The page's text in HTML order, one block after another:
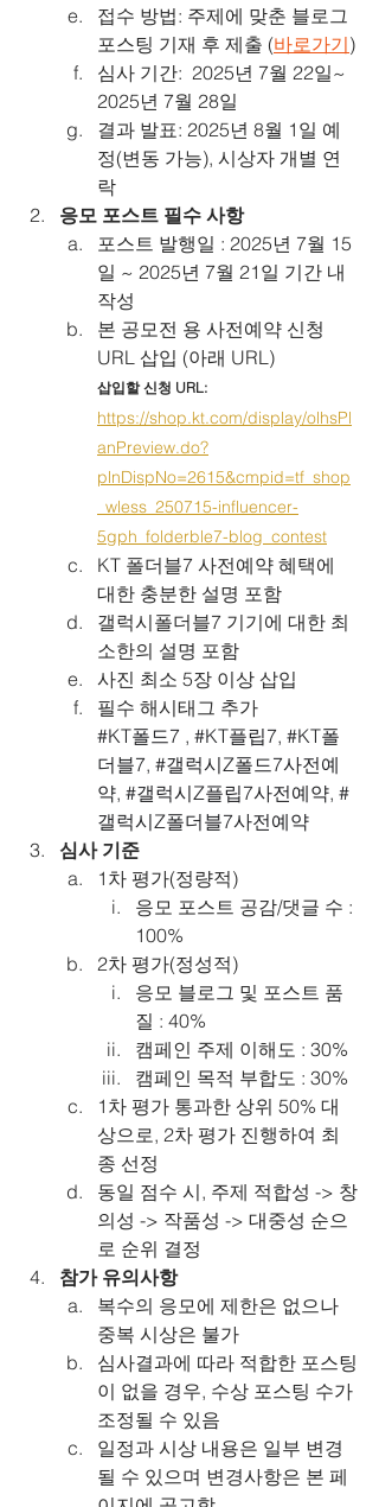
접수 방법: 주제에 맞춘 블로그
포스팅 기재 후 제출 (바로가기)
심사 기간:  2025년 7월 22일~
2025년 7월 28일
결과 발표: 2025년 8월 1일 예
정(변동 가능), 시상자 개별 연
락
응모 포스트 필수 사항
포스트 발행일 : 2025년 7월 15
일 ~ 2025년 7월 21일 기간 내
작성
본 공모전 용 사전예약 신청
URL 삽입 (아래 URL)
삽입할 신청 URL:
https://shop.kt.com/display/olhsPl
anPreview.do?
plnDispNo=2615&cmpid=tf_shop
_wless_250715-influencer-
5gph_folderble7-blog_contest
KT 폴더블7 사전예약 혜택에
대한 충분한 설명 포함
갤럭시폴더블7 기기에 대한 최
소한의 설명 포함
사진 최소 5장 이상 삽입
필수 해시태그 추가
#KT폴드7 , #KT플립7, #KT폴
더블7, #갤럭시Z폴드7사전예
약, #갤럭시Z플립7사전예약, #
갤럭시Z폴더블7사전예약
심사 기준
1차 평가(정량적)
응모 포스트 공감/댓글 수 :
100%
2차 평가(정성적)
응모 블로그 및 포스트 품
질 : 40%
캠페인 주제 이해도 : 30%
캠페인 목적 부합도 : 30%
1차 평가 통과한 상위 50% 대
상으로, 2차 평가 진행하여 최
종 선정
동일 점수 시, 주제 적합성 -> 창
의성 -> 작품성 -> 대중성 순으
로 순위 결정
참가 유의사항
복수의 응모에 제한은 없으나
중복 시상은 불가
심사결과에 따라 적합한 포스팅
이 없을 경우, 수상 포스팅 수가
조정될 수 있음
일정과 시상 내용은 일부 변경
될 수 있으며 변경사항은 본 페